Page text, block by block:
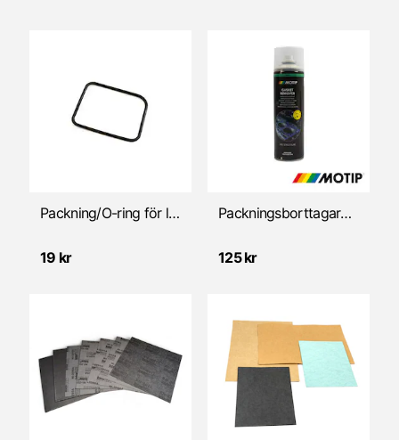
Packning/O-ring för luftfilter/SSB (Sachs)
19 kr
Packningsborttagare 500ml MOTIP
125 kr